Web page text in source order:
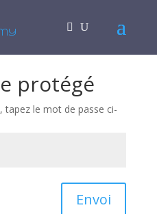
protégé
tapez le mot de passe ci-
Envoi